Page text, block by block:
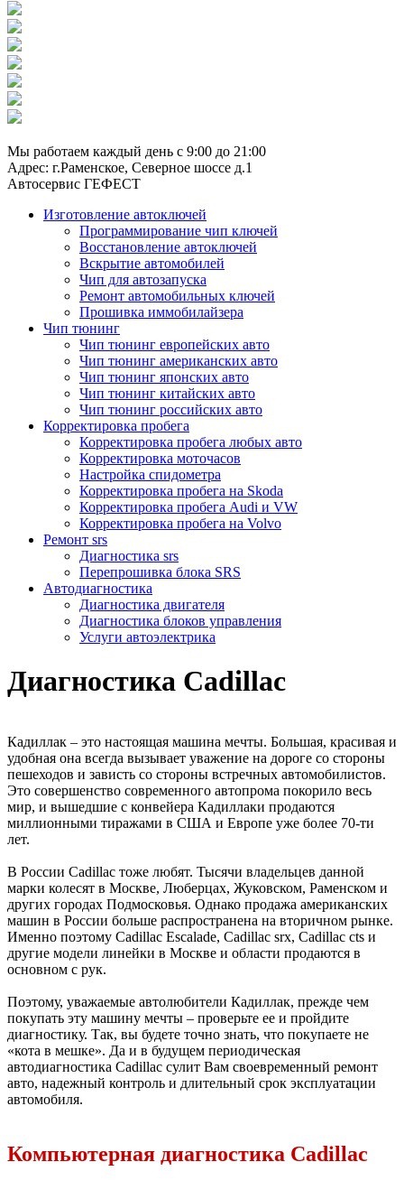
Мы работаем каждый день с 9:00 до 21:00
Адрес: г.Раменское, Северное шоссе д.1
Автосервис ГЕФЕСТ
Изготовление автоключей
Программирование чип ключей
Восстановление автоключей
Вскрытие автомобилей
Чип для автозапуска
Ремонт автомобильных ключей
Прошивка иммобилайзера
Чип тюнинг
Чип тюнинг европейских авто
Чип тюнинг американских авто
Чип тюнинг японских авто
Чип тюнинг китайских авто
Чип тюнинг российских авто
Корректировка пробега
Корректировка пробега любых авто
Корректировка моточасов
Настройка спидометра
Корректировка пробега на Skoda
Корректировка пробега Audi и VW
Корректировка пробега на Volvo
Ремонт srs
Диагностика srs
Перепрошивка блока SRS
Автодиагностика
Диагностика двигателя
Диагностика блоков управления
Услуги автоэлектрика
Диагностика Cadillac
Кадиллак – это настоящая машина мечты. Большая, красивая и
удобная она всегда вызывает уважение на дороге со стороны
пешеходов и зависть со стороны встречных автомобилистов.
Это совершенство современного автопрома покорило весь
мир, и вышедшие с конвейера Кадиллаки продаются
миллионными тиражами в США и Европе уже более 70-ти
лет.
В России Cadillac тоже любят. Тысячи владельцев данной
марки колесят в Москве, Люберцах, Жуковском, Раменском и
других городах Подмосковья. Однако продажа американских
машин в России больше распространена на вторичном рынке.
Именно поэтому Cadillac Escalade, Cadillac srx, Cadillac cts и
другие модели линейки в Москве и области продаются в
основном с рук.
Поэтому, уважаемые автолюбители Кадиллак, прежде чем
покупать эту машину мечты – проверьте ее и пройдите
диагностику. Так, вы будете точно знать, что покупаете не
«кота в мешке». Да и в будущем периодическая
автодиагностика Cadillac сулит Вам своевременный ремонт
авто, надежный контроль и длительный срок эксплуатации
автомобиля.
Компьютерная диагностика Cadillac